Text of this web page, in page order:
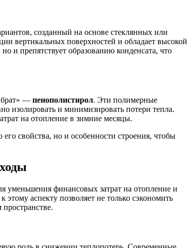
созданный на основе стеклянных или
вертикальных поверхностей и обладает высокой
и препятствует образованию конденсата, что
— пенополистирол. Эти полимерные
изолировать и минимизировать потери тепла.
на отопление в зимние месяцы.
свойства, но и особенности строения, чтобы
уменьшения финансовых затрат на отопление и
аспекту позволяет не только сэкономить